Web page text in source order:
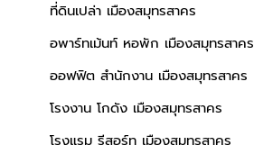
ที่ดินเปล่า เมืองสมุทรสาคร
อพาร์ทเม้นท์ หอพัก เมืองสมุทรสาคร
ออฟฟิต สำนักงาน เมืองสมุทรสาคร
โรงงาน โกดัง เมืองสมุทรสาคร
โรงแรม รีสอร์ท เมืองสมุทรสาคร